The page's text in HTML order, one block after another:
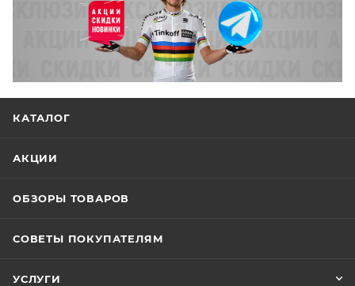
КАТАЛОГ
АКЦИИ
ОБЗОРЫ ТОВАРОВ
СОВЕТЫ ПОКУПАТЕЛЯМ
УСЛУГИ